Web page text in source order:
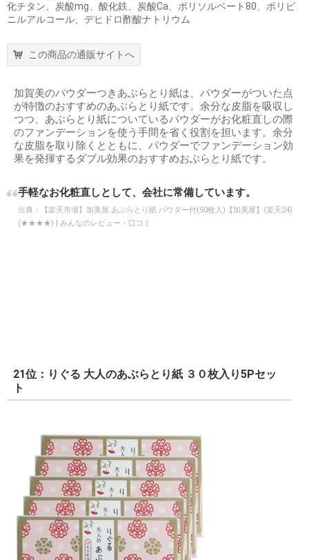
化チタン、炭酸mg、酸化鉄、炭酸Ca、ポリソルベート80、ポリビ
ニルアルコール、デヒドロ酢酸ナトリウム
この商品の通販サイトへ
加賀美のパウダーつきあぶらとり紙は、パウダーがついた点
が特徴のおすすめのあぶらとり紙です。余分な皮脂を吸収し
つつ、あぶらとり紙についているパウダーがお化粧直しの際
のファンデーションを使う手間を省く役割を担います。余分
な皮脂を取り除くとともに、パウダーでファンデーション効
果を発揮するダブル効果のおすすめおぶらとり紙です。
手軽なお化粧直しとして、会社に常備しています。
出典：
【楽天市場】加美屋 あぶらとり紙 パウダー付(50枚入)【加美屋】(楽天24)
(★★★★) | みんなのレビュー・口コミ
21位：りぐる 大人のあぶらとり紙 ３０枚入り5Pセッ
ト